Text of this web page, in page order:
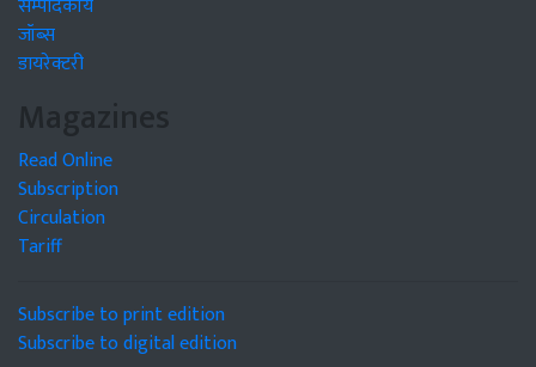
जॉब्स
डायरेक्टरी
Magazines
Read Online
Subscription
Circulation
Tariff
Subscribe to print edition
Subscribe to digital edition